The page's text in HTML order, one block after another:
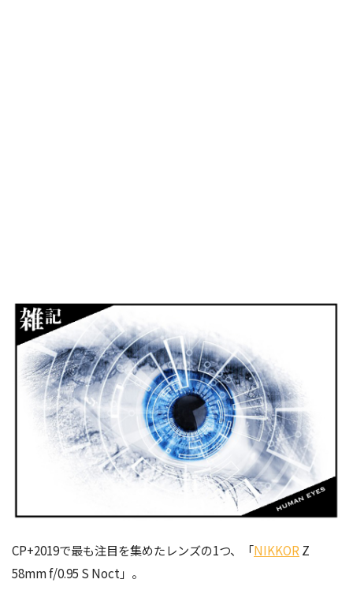
CP+2019で最も注目を集めたレンズの1つ、「NIKKOR Z
58mm f/0.95 S Noct」。